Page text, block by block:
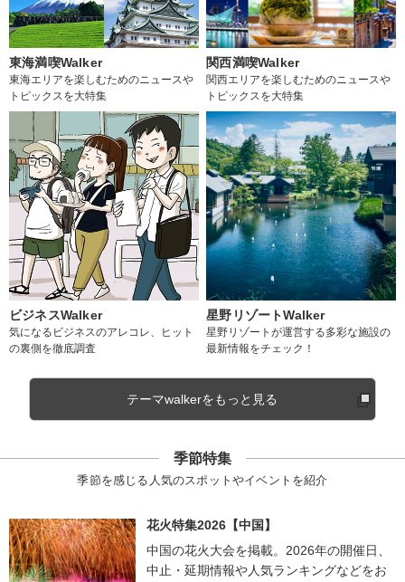
東海満喫Walker
東海エリアを楽しむためのニュースや
トピックスを大特集
関西満喫Walker
関西エリアを楽しむためのニュースや
トピックスを大特集
ビジネスWalker
気になるビジネスのアレコレ、ヒット
の裏側を徹底調査
星野リゾートWalker
星野リゾートが運営する多彩な施設の
最新情報をチェック！
テーマwalkerをもっと見る
季節特集
季節を感じる人気のスポットやイベントを紹介
花火特集2026【中国】
中国の花火大会を掲載。2026年の開催日、
中止・延期情報や人気ランキングなどをお